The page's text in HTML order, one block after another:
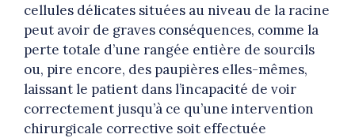
cellules délicates situées au niveau de la racine
peut avoir de graves conséquences, comme la
perte totale d’une rangée entière de sourcils
ou, pire encore, des paupières elles-mêmes,
laissant le patient dans l’incapacité de voir
correctement jusqu’à ce qu’une intervention
chirurgicale corrective soit effectuée